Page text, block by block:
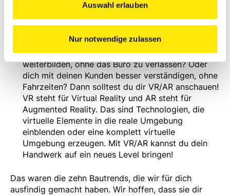
Auswahl erlauben
Nur notwendige zulassen
oder der Logistik von Materialien.
VR/AR: Gerade kam von Apple eine neue AR-Brille
nutzen und auch du könntest deine Entwürfe
besser visualisieren. Oder möchtest du dich
weiterbilden, ohne das Büro zu verlassen? Oder
dich mit deinen Kunden besser verständigen, ohne
Fahrzeiten? Dann solltest du dir VR/AR anschauen!
VR steht für Virtual Reality und AR steht für
Augmented Reality. Das sind Technologien, die
virtuelle Elemente in die reale Umgebung
einblenden oder eine komplett virtuelle
Umgebung erzeugen. Mit VR/AR kannst du dein
Handwerk auf ein neues Level bringen!
Das waren die zehn Bautrends, die wir für dich
ausfindig gemacht haben. Wir hoffen, dass sie dir